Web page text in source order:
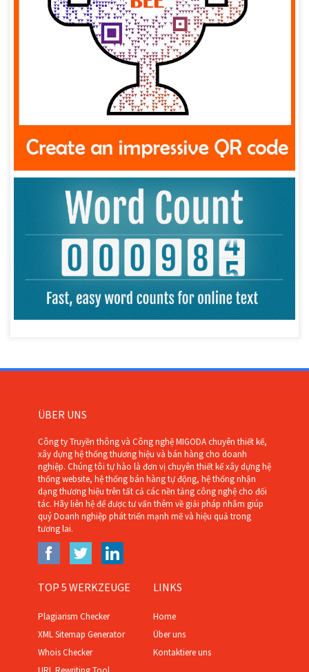
ÜBER UNS
Công ty Truyền thông và Công nghệ MIGODA chuyên thiết kế,
xây dựng hệ thống thương hiệu và bán hàng cho doanh
nghiệp. Chúng tôi tự hào là đơn vị chuyên thiết kế xây dựng hệ
thống website, hệ thống bán hàng tự động, hệ thống nhận
dạng thương hiệu trên tất cả các nền tảng công nghệ cho đối
tác. Hãy liên hệ để được tư vấn thêm về giải pháp nhằm giúp
quý Doanh nghiệp phát triển mạnh mẽ và hiệu quả trong
tương lai.
TOP 5 WERKZEUGE
Plagiarism Checker
XML Sitemap Generator
Whois Checker
LINKS
Home
Über uns
Kontaktiere uns